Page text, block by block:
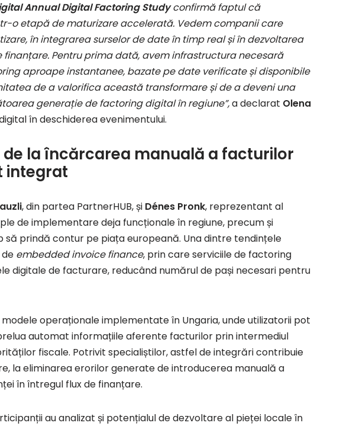
Annual Digital Factoring Studyconfirmă faptul că
o etapă de maturizare accelerată. Vedem companii care
în integrarea surselor de date în timp real și în dezvoltarea
Pentru prima dată, avem infrastructura necesară
aproape instantanee, bazate pe date verificate și disponibile
de a valorifica această transformare și de a deveni una
generație de factoring digital în regiune”,a declarat Olena
în deschiderea evenimentului.
de la încărcarea manuală a facturilor
integrat
, din partea PartnerHUB, și Dénes Pronk, reprezentant al
de implementare deja funcționale în regiune, precum și
prindă contur pe piața europeană. Una dintre tendințele
embedded invoice finance, prin care serviciile de factoring
digitale de facturare, reducând numărul de pași necesari pentru
operaționale implementate în Ungaria, unde utilizatorii pot
automat informațiile aferente facturilor prin intermediul
fiscale. Potrivit specialiștilor, astfel de integrări contribuie
la eliminarea erorilor generate de introducerea manuală a
în întregul flux de finanțare.
au analizat și potențialul de dezvoltare al pieței locale în